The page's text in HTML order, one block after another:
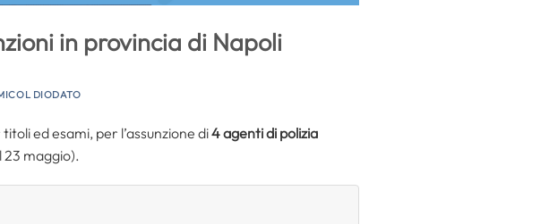
in provincia di Napoli
DIODATO
ed esami, per l’assunzione di4agenti di polizia
maggio).